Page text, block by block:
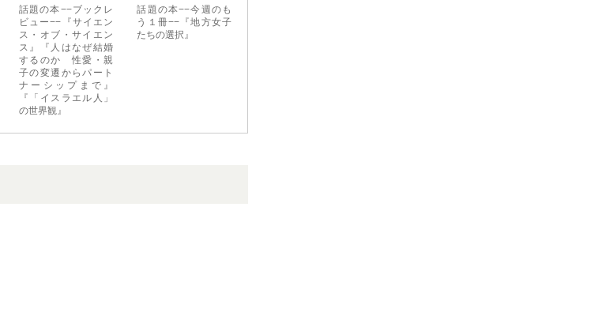
話題の本−−ブックレ
ビュー−−『サイエン
ス・オブ・サイエン
ス』『人はなぜ結婚
するのか 性愛・親
子の変遷からパート
ナーシップまで』
『「イスラエル人」
の世界観』
話題の本−−今週のも
う１冊−−『地方女子
たちの選択』